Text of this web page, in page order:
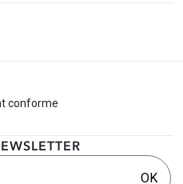
conforme
OK